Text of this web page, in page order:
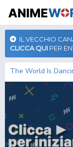
IL VECCHIO
CLICCA QUI PER
The World Is